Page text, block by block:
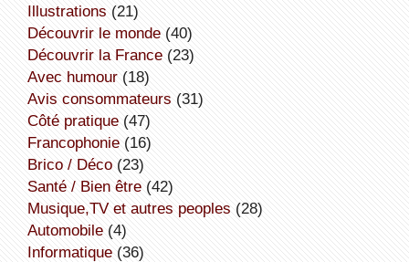
illustrations (21)
découvrir le monde(40)
découvrir la France(23)
avec humour(18)
avis consommateurs (31)
côté pratique(47)
Francophonie(16)
Brico / Déco(23)
Santé / Bien être(42)
Musique,TV et autres peoples (28)
Automobile(4)
informatique(36)